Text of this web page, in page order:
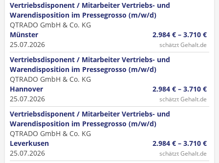
Vertriebsdisponent / Mitarbeiter Vertriebs- und
Warendisposition im Pressegrosso (m/w/d)
QTRADO GmbH & Co. KG
Münster
25.07.2026
2.984 € – 3.710 €
schätzt Gehalt.de
Vertriebsdisponent / Mitarbeiter Vertriebs- und
Warendisposition im Pressegrosso (m/w/d)
QTRADO GmbH & Co. KG
Hannover
25.07.2026
2.984 € – 3.710 €
schätzt Gehalt.de
Vertriebsdisponent / Mitarbeiter Vertriebs- und
Warendisposition im Pressegrosso (m/w/d)
QTRADO GmbH & Co. KG
Leverkusen
25.07.2026
2.984 € – 3.710 €
schätzt Gehalt.de